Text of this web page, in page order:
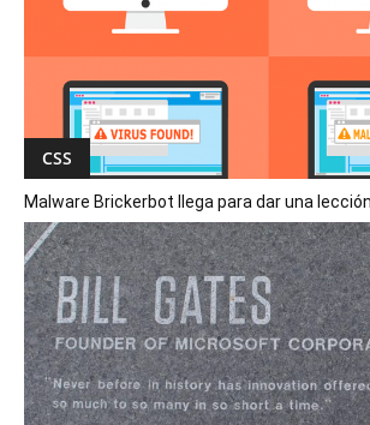
CSS
Malware Brickerbot llega para dar una